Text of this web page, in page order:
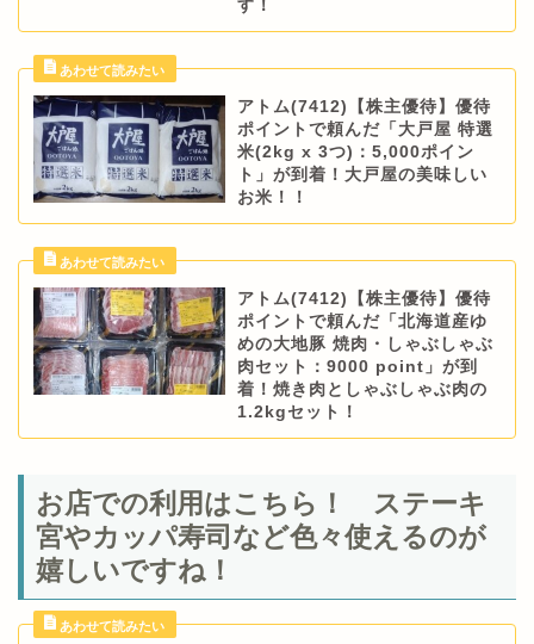
す！
アトム(7412)【株主優待】優待
ポイントで頼んだ「大戸屋 特選
米(2kg x 3つ)：5,000ポイン
ト」が到着！大戸屋の美味しい
お米！！
アトム(7412)【株主優待】優待
ポイントで頼んだ「北海道産ゆ
めの大地豚 焼肉・しゃぶしゃぶ
肉セット：9000 point」が到
着！焼き肉としゃぶしゃぶ肉の
1.2kgセット！
お店での利用はこちら！ ステーキ
宮やカッパ寿司など色々使えるのが
嬉しいですね！